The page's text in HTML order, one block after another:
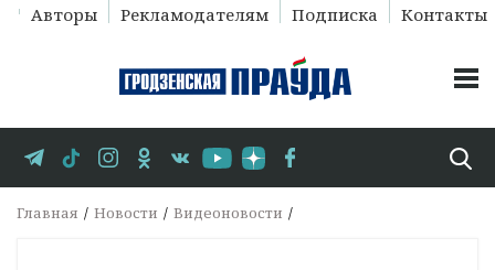
Авторы Рекламодателям Подписка Контакты
Главная Новости Видеоновости